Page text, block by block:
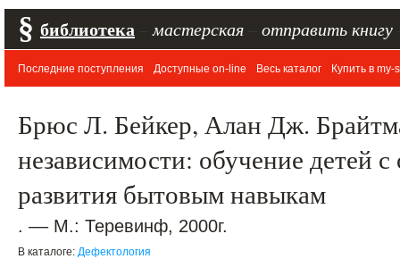
§ библиотека мастерская отправить книгу
Последние поступления Доступные on-line Весь каталог Купить в my-
Брюс Л. Бейкер, Алан Дж.
независимости: обучение детей
развития бытовым навыкам
. –– М.: Теревинф, 2000г.
В каталоге: Дефектология